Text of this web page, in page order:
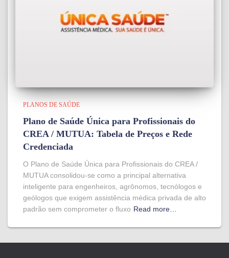
PLANOS DE SAÚDE
Plano de Saúde Única para Profissionais do
CREA / MUTUA: Tabela de Preços e Rede
Credenciada
O Plano de Saúde Única para Profissionais do CREA /
MUTUA consolidou-se como a principal alternativa
inteligente para engenheiros, agrônomos, tecnólogos e
geólogos que exigem assistência médica privada de alto
padrão sem comprometer o fluxo Read more…